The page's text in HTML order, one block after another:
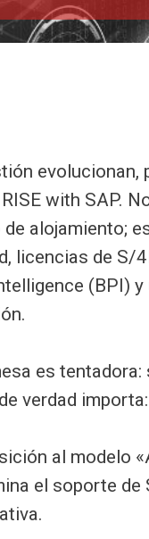
with SAP.
alojamiento;
licencias de S/
(BPI)
es
verdad
al modelo
el soporte